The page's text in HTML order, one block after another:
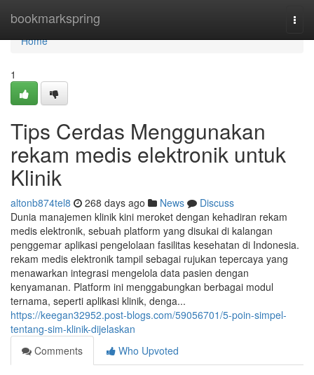
bookmarkspring
Home
Home
1
Tips Cerdas Menggunakan
rekam medis elektronik untuk
Klinik
altonb874tel8 268 days ago News
Discuss
Dunia manajemen klinik kini meroket dengan kehadiran rekam
medis elektronik, sebuah platform yang disukai di kalangan
penggemar aplikasi pengelolaan fasilitas kesehatan di Indonesia.
rekam medis elektronik tampil sebagai rujukan tepercaya yang
menawarkan integrasi mengelola data pasien dengan
kenyamanan. Platform ini menggabungkan berbagai modul
ternama, seperti aplikasi klinik, denga...
https://keegan32952.post-blogs.com/59056701/5-poin-simpel-
tentang-sim-klinik-dijelaskan
Comments
Who Upvoted